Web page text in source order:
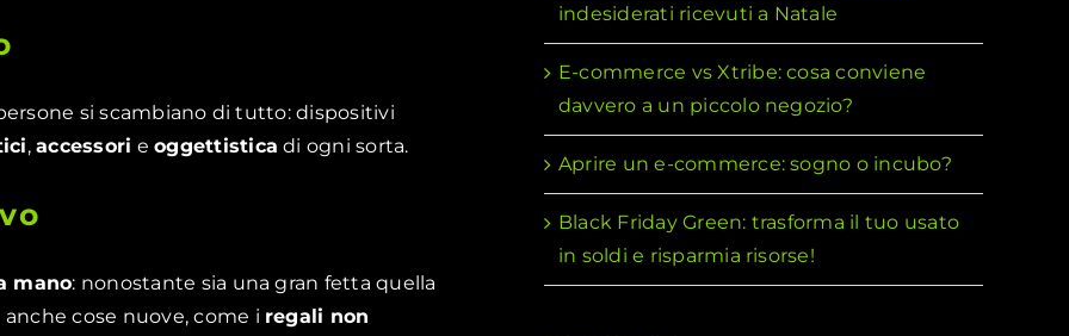
si scambiano di tutto: dispositivi
,accessori eoggettistica di ogni sorta.
mano: nonostante sia una gran fetta quella
cose nuove, come i regali non
indesiderati ricevuti a Natale
E-commerce vs Xtribe: cosa conviene
davvero a un piccolo negozio?
Aprire un e-commerce: sogno o incubo?
Black Friday Green: trasforma il tuo usato
in soldi e risparmia risorse!